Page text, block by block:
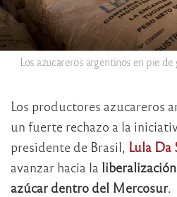
Los azucareros argentinos en pie
Los productores azucareros
un fuerte rechazo a la
presidente de Brasil, Lula Da
avanzar hacia la
azúcar dentro del Mercosur.